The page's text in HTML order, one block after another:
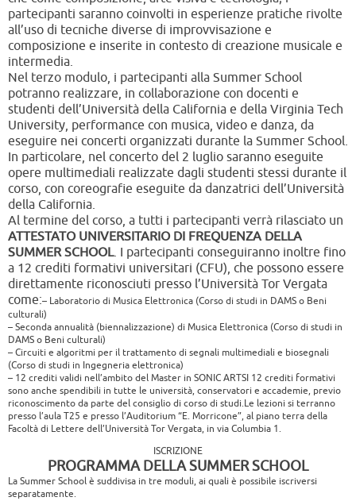
partecipanti saranno coinvolti in esperienze pratiche rivolte
all’uso di tecniche diverse di improvvisazione e
composizione e inserite in contesto di creazione musicale e
intermedia.
Nel terzo modulo, i partecipanti alla Summer School
potranno realizzare, in collaborazione con docenti e
studenti dell’Università della California e della Virginia Tech
University, performance con musica, video e danza, da
eseguire nei concerti organizzati durante la Summer School.
In particolare, nel concerto del 2 luglio saranno eseguite
opere multimediali realizzate dagli studenti stessi durante il
corso, con coreografie eseguite da danzatrici dell’Università
della California.
Al termine del corso, a tutti i partecipanti verrà rilasciato un
ATTESTATO UNIVERSITARIO DI FREQUENZA DELLA
SUMMER SCHOOL. I partecipanti conseguiranno inoltre fino
a 12 crediti formativi universitari (CFU), che possono essere
direttamente riconosciuti presso l’Università Tor Vergata
come:– Laboratorio di Musica Elettronica (Corso di studi in DAMS o Beni
culturali)
– Seconda annualità (biennalizzazione) di Musica Elettronica (Corso di studi in
DAMS o Beni culturali)
– Circuiti e algoritmi per il trattamento di segnali multimediali e biosegnali
(Corso di studi in Ingegneria elettronica)
– 12 crediti validi nell’ambito del Master in SONIC ARTSI 12 crediti formativi
sono anche spendibili in tutte le università, conservatori e accademie, previo
riconoscimento da parte del consiglio di corso di studi.Le lezioni si terranno
presso l’aula T25 e presso l’Auditorium “E. Morricone”, al piano terra della
Facoltà di Lettere dell’Università Tor Vergata, in via Columbia 1.
ISCRIZIONE
PROGRAMMA DELLA SUMMER SCHOOL
La Summer School è suddivisa in tre moduli, ai quali è possibile iscriversi
separatamente.